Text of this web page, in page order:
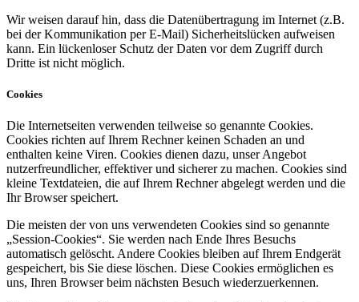
Wir weisen darauf hin, dass die Datenübertragung im Internet (z.B.
bei der Kommunikation per E-Mail) Sicherheitslücken aufweisen
kann. Ein lückenloser Schutz der Daten vor dem Zugriff durch
Dritte ist nicht möglich.
Cookies
Die Internetseiten verwenden teilweise so genannte Cookies.
Cookies richten auf Ihrem Rechner keinen Schaden an und
enthalten keine Viren. Cookies dienen dazu, unser Angebot
nutzerfreundlicher, effektiver und sicherer zu machen. Cookies sind
kleine Textdateien, die auf Ihrem Rechner abgelegt werden und die
Ihr Browser speichert.
Die meisten der von uns verwendeten Cookies sind so genannte
„Session-Cookies“. Sie werden nach Ende Ihres Besuchs
automatisch gelöscht. Andere Cookies bleiben auf Ihrem Endgerät
gespeichert, bis Sie diese löschen. Diese Cookies ermöglichen es
uns, Ihren Browser beim nächsten Besuch wiederzuerkennen.